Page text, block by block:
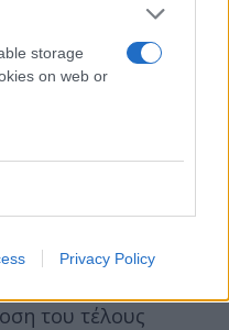
storage
on web or
Privacy Policy
του τέλους